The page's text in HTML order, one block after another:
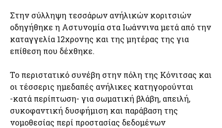
Στην σύλληψη τεσσάρων ανήλικών κοριτσιών
οδηγήθηκε η Αστυνομία στα Ιωάννινα μετά από την
καταγγελία 12χρονης και της μητέρας της για
επίθεση που δέχθηκε.
Το περιστατικό συνέβη στην πόλη της Κόνιτσας και
οι τέσσερις ημεδαπές ανήλικες κατηγορούνται
-κατά περίπτωση- για σωματική βλάβη, απειλή,
συκοφαντική δυσφήμιση και παράβαση της
νομοθεσίας περί προστασίας δεδομένων